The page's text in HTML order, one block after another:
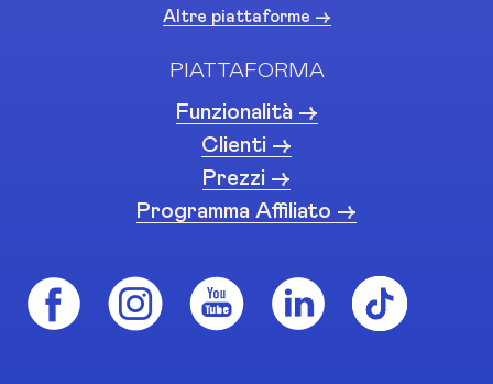
Altre piattaforme ->
PIATTAFORMA
Funzionalità ->
Clienti ->
Prezzi ->
Programma Affiliato ->